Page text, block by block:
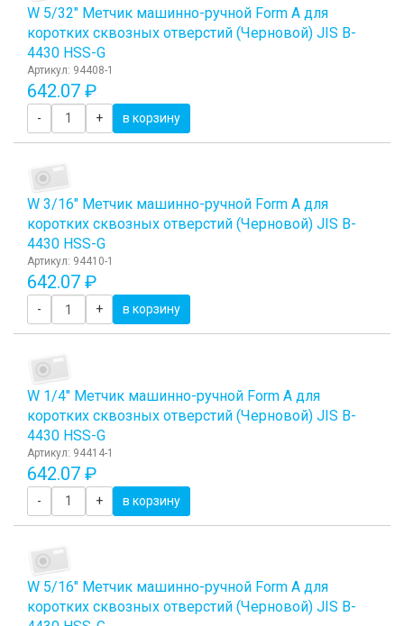
W 5/32" Метчик машинно-ручной Form A для
коротких сквозных отверстий (Черновой) JIS B-
4430 HSS-G
Артикул: 94408-1
642.07 ₽
- + в корзину
W 3/16" Метчик машинно-ручной Form A для
коротких сквозных отверстий (Черновой) JIS B-
4430 HSS-G
Артикул: 94410-1
642.07 ₽
- + в корзину
W 1/4" Метчик машинно-ручной Form A для
коротких сквозных отверстий (Черновой) JIS B-
4430 HSS-G
Артикул: 94414-1
642.07 ₽
- + в корзину
W 5/16" Метчик машинно-ручной Form A для
коротких сквозных отверстий (Черновой) JIS B-